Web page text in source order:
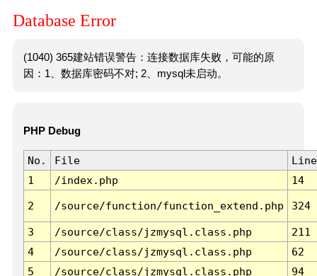
Database Error
(1040) 365建站错误警告：连接数据库失败，可能的原
因：1、数据库密码不对; 2、mysql未启动。
PHP Debug
No. File
Line
1
/index.php 14
2 /source/function/function_extend.php 324
3 /source/class/jzmysql.class.php
211
4
/source/class/jzmysql.class.php
62
5
/source/class/jzmysql.class.php
94